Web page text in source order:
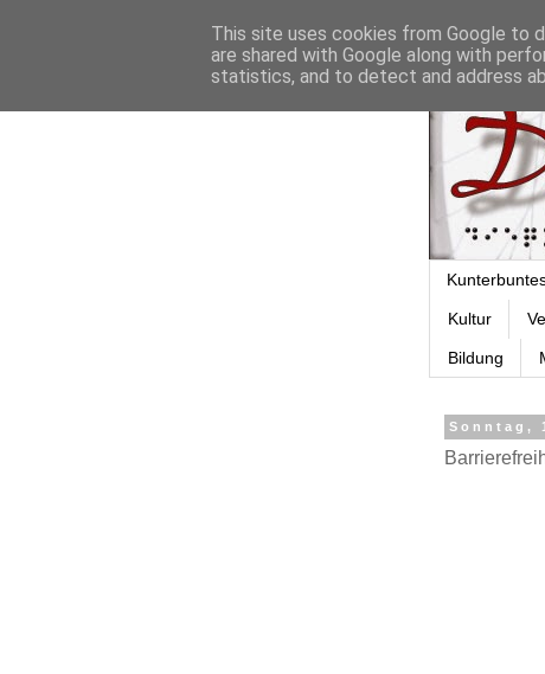
Kultur
Bildung
Sonntag,
This site uses cookies from Google to
are shared with Google along with
statistics, and to detect and address